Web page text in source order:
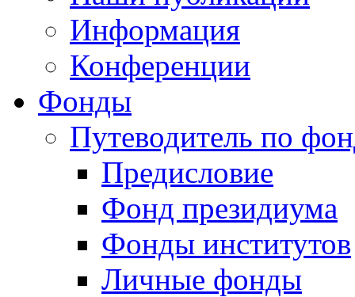
Информация
Конференции
Фонды
Путеводитель по
Предисловие
Фонд президиума
Фонды институтов
Личные фонды